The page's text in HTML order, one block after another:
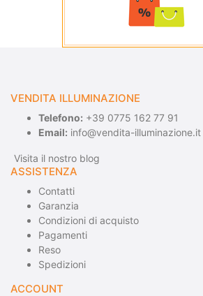
VENDITA ILLUMINAZIONE
Telefono: +39 0775 162 77 91
Email: info@vendita-illuminazione.it
Visita il nostro blog
ASSISTENZA
Contatti
Garanzia
Condizioni di acquisto
Pagamenti
Reso
Spedizioni
ACCOUNT